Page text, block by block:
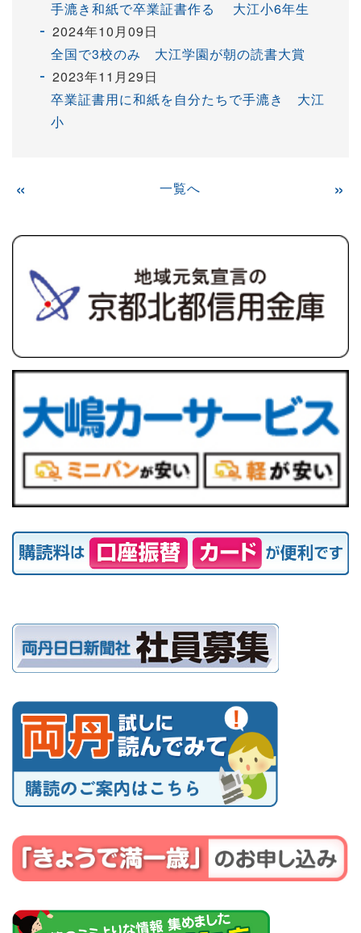
手漉き和紙で卒業証書作る 大江小6年生
2024年10月09日
全国で3校のみ 大江学園が朝の読書大賞
2023年11月29日
卒業証書用に和紙を自分たちで手漉き 大江
小
« 一覧へ